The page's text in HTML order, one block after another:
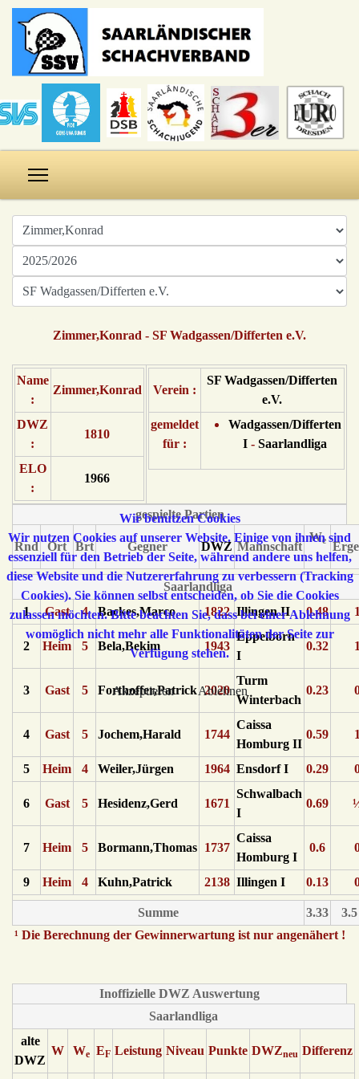
Zimmer,Konrad - SF Wadgassen/Differten e.V.
Name
:
Zimmer,Konrad
DWZ
:
1810
ELO
:
1966
Verein :
SF Wadgassen/Differten
e.V.
gemeldet
für :
Wadgassen/Differten
I -Saarlandliga
gespielte Partien
Rnd Ort Brt Gegner DWZ Mannschaft
We
¹
Saarlandliga
1
Gast 4 Backes,Marco 1822 Illingen II 0.48
2 Heim 5 Bela,Bekim 1943
Eppelborn
I
0.32
3 Gast 5 Forthoffer,Patrick 2020
Turm
Winterbach
0.23
4 Gast 5 Jochem,Harald 1744
Caissa
Homburg II
0.59
5 Heim 4 Weiler,Jürgen 1964 Ensdorf I 0.29
6 Gast 5 Hesidenz,Gerd 1671
Schwalbach
I
0.69
7 Heim 5 Bormann,Thomas 1737
Caissa
Homburg I
0.6
9 Heim 4 Kuhn,Patrick 2138 Illingen I 0.13
Summe 3.33
¹ Die Berechnung der Gewinnerwartung ist nur angenähert !
Inoffizielle DWZ Auswertung
Saarlandliga
alte
DWZ
W We EF Leistung Niveau Punkte DWZneu Differenz
Wir benutzen Cookies
Wir nutzen Cookies auf unserer Website. Einige von ihnen sind
essenziell für den Betrieb der Seite, während andere uns helfen,
diese Website und die Nutzererfahrung zu verbessern (Tracking
Cookies). Sie können selbst entscheiden, ob Sie die Cookies
zulassen möchten. Bitte beachten Sie, dass bei einer Ablehnung
womöglich nicht mehr alle Funktionalitäten der Seite zur
Verfügung stehen.
Akzeptieren Ablehnen